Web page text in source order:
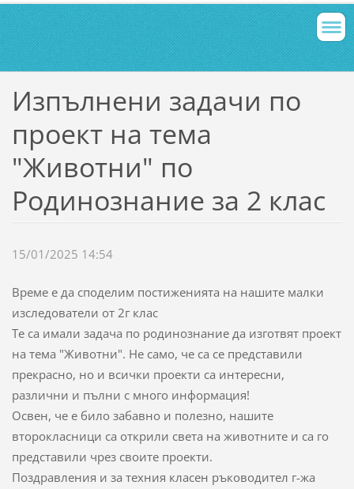
Изпълнени задачи по
проект на тема
"Животни" по
Родинознание за 2 клас
15/01/2025 14:54
Време е да споделим постиженията на нашите малки
изследователи от 2г клас
Те са имали задача по родинознание да изготвят проект
на тема "Животни". Не само, че са се представили
прекрасно, но и всички проекти са интересни,
различни и пълни с много информация!
Освен, че е било забавно и полезно, нашите
второкласници са открили света на животните и са го
представили чрез своите проекти.
Поздравления и за техния класен ръководител г-жа